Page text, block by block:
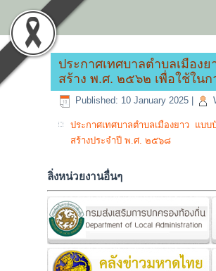
ประกาศเทศบาลตำบลเมือ
สร้าง พ.ศ. ๒๕๖๒ เพื่อใช้ใน
Published: 10 January 2025
ประกาศเทศบาลตำบลเมืองยาว แบ
สร้างประจำปี พ.ศ. ๒๕๖๘
ลิ่งหน่วยงานอื่นๆ